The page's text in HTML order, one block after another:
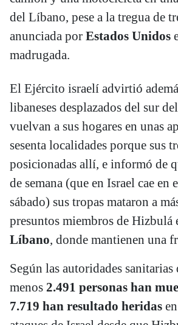
del Líbano, pese a la tregua de
anunciada por Estados Unidos
madrugada.
El Ejército israelí advirtió
libaneses desplazados del sur
vuelvan a sus hogares en unas
sesenta localidades porque sus
posicionadas allí, e informó de
de semana (que en Israel cae en
sábado) sus tropas mataron a
presuntos miembros de Hizbulá
Líbano, donde mantienen una
Según las autoridades
menos 2.491 personas han
7.719 han resultado heridas